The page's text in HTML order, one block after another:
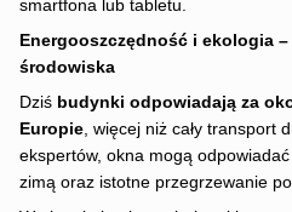
smartfona lub tabletu.
Energooszczędność i ekologia
środowiska
Dziś budynki odpowiadają za
Europie, więcej niż cały transport
ekspertów, okna mogą
zimą oraz istotne przegrzewanie